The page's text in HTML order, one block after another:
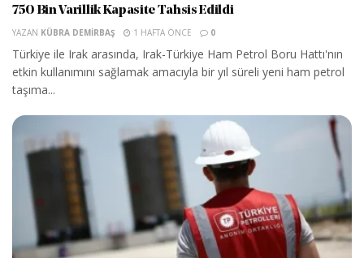
750 Bin Varillik Kapasite Tahsis Edildi
YAZAN KÜBRA DEMIRBAŞ 1 HAFTA ÖNCE 0
Türkiye ile Irak arasında, Irak-Türkiye Ham Petrol Boru Hattı'nın
etkin kullanımını sağlamak amacıyla bir yıl süreli yeni ham petrol
taşıma...